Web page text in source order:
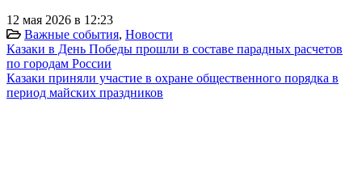
12 мая 2026 в 12:23
Важные события, Новости
Казаки в День Победы прошли в составе парадных расчетов
по городам России
Казаки приняли участие в охране общественного порядка в
период майских праздников